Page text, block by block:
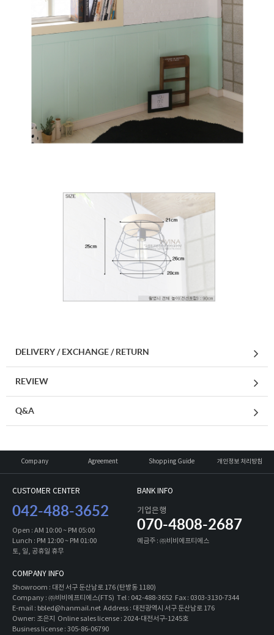
DELIVERY / EXCHANGE / RETURN
REVIEW
Q&A
Company Agreement Shopping Guide 개인정보 처리방침
CUSTOMER CENTER
042-488-3652
Open : AM 10:00 ~ PM 05:00
Lunch : PM 12:00 ~ PM 01:00
토, 일, 공휴일 휴무
BANK INFO
기업은행
070-4808-2687
예금주 : ㈜비비에프티에스
COMPANY INFO
Showroom : 대전 서구 둔산남로 176 (탄방동 1180)
Company : ㈜비비에프티에스(FTS) Tel : 042-488-3652 Fax : 0303-3130-7344
E-mail : bbled@hanmail.net Address : 대전광역시 서구 둔산남로 176
Owner: 조은지 Online sales license : 2024-대전서구-1245호
Business license : 305-86-06790